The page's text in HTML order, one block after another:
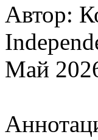
Автор:
Май